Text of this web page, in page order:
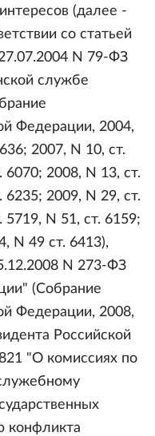
(далее -
со статьей
N 79-ФЗ
службе
Федерации, 2004,
2007, N 10, ст.
6070; 2008, N 13, ст.
6235; 2009, N 29, ст.
5719, N 51, ст. 6159;
N 49 ст. 6413),
N 273-ФЗ
(Собрание
Федерации, 2008,
Российской
"О комиссиях по
конфликта